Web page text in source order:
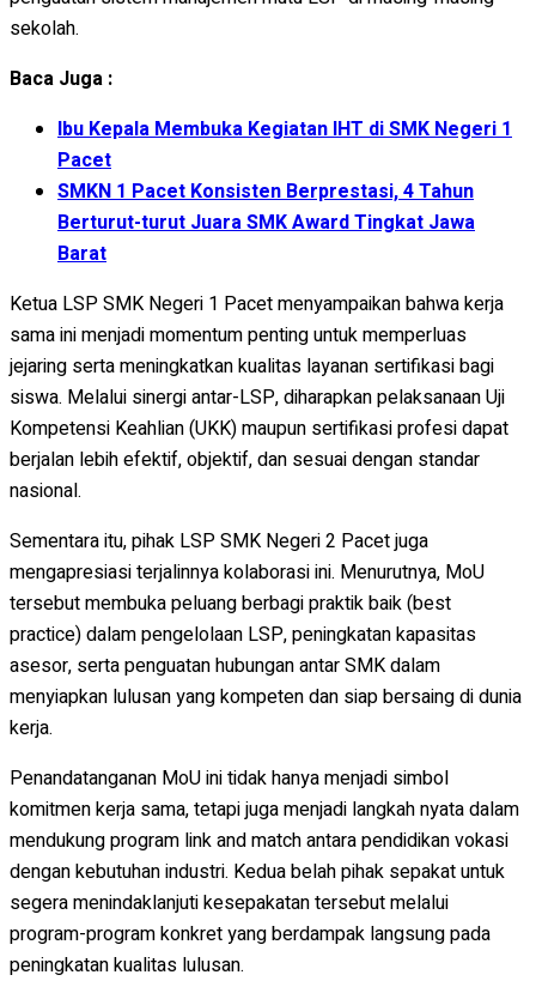
sekolah.
Baca Juga :
Ibu Kepala Membuka Kegiatan IHT di SMK Negeri 1
Pacet
SMKN 1 Pacet Konsisten Berprestasi, 4 Tahun
Berturut-turut Juara SMK Award Tingkat Jawa
Barat
Ketua LSP SMK Negeri 1 Pacet menyampaikan bahwa kerja
sama ini menjadi momentum penting untuk memperluas
jejaring serta meningkatkan kualitas layanan sertifikasi bagi
siswa. Melalui sinergi antar-LSP, diharapkan pelaksanaan Uji
Kompetensi Keahlian (UKK) maupun sertifikasi profesi dapat
berjalan lebih efektif, objektif, dan sesuai dengan standar
nasional.
Sementara itu, pihak LSP SMK Negeri 2 Pacet juga
mengapresiasi terjalinnya kolaborasi ini. Menurutnya, MoU
tersebut membuka peluang berbagi praktik baik (best
practice) dalam pengelolaan LSP, peningkatan kapasitas
asesor, serta penguatan hubungan antar SMK dalam
menyiapkan lulusan yang kompeten dan siap bersaing di dunia
kerja.
Penandatanganan MoU ini tidak hanya menjadi simbol
komitmen kerja sama, tetapi juga menjadi langkah nyata dalam
mendukung program link and match antara pendidikan vokasi
dengan kebutuhan industri. Kedua belah pihak sepakat untuk
segera menindaklanjuti kesepakatan tersebut melalui
program-program konkret yang berdampak langsung pada
peningkatan kualitas lulusan.